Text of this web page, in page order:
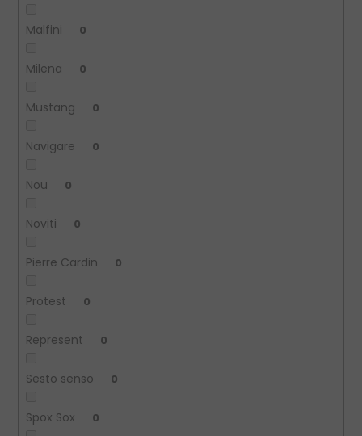
Malfini 0
Milena 0
Mustang 0
Navigare 0
Nou 0
Noviti 0
Pierre Cardin 0
Protest 0
Represent 0
Sesto senso 0
Spox Sox 0